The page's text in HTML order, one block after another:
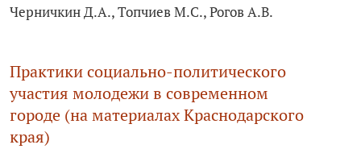
Черничкин Д.А., Топчиев М.С., Рогов А.В.
Практики социально-политического
участия молодежи в современном
городе (на материалах Краснодарского
края)